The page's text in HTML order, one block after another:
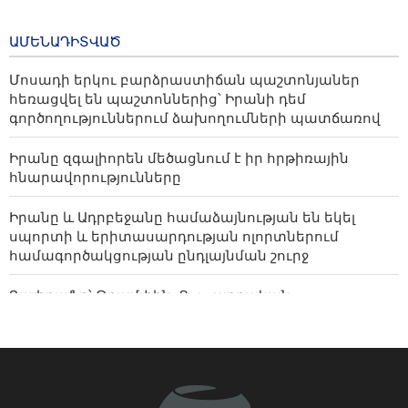
համաձայնության են եկել
սպորտի և
երիտասարդության
ոլորտներում
համագործակցության
ընդլայնման շուրջ
ԱՄԵՆԱԴԻՏՎԱԾ
Մոսադի երկու բարձրաստիճան պաշտոնյաներ
հեռացվել են պաշտոններից՝ Իրանի դեմ
գործողություններում ձախողումների պատճառով
Իրանը զգալիորեն մեծացնում է իր հրթիռային
հնարավորությունները
Իրանը և Ադրբեջանը համաձայնության են եկել
սպորտի և երիտասարդության ոլորտներում
համագործակցության ընդլայնման շուրջ
Ղալիբաֆը՝ Թրամփին. Ցուցադրական
Մշակույթը՝ որպես ժողովուրդներին կապող կամուրջ
Գալյանը՝ Հաջիևի հայտարարության մասին